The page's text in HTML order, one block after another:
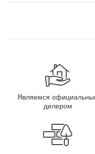
Являемся
дилером